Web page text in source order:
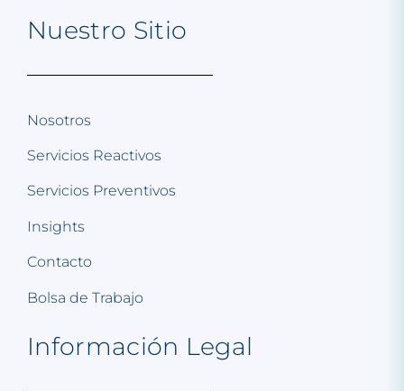
Nuestro Sitio
Nosotros
Servicios Reactivos
Servicios Preventivos
Insights
Contacto
Bolsa de Trabajo
Información Legal